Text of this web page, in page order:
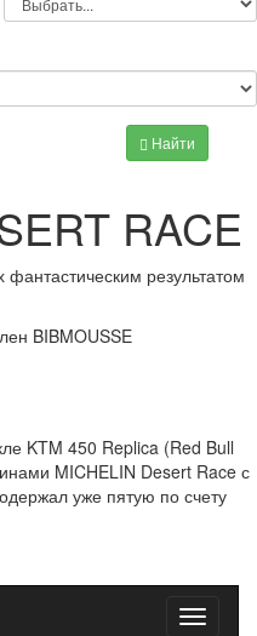
Найти
RACE
результатом
BIBMOUSSE
KTM 450 Replica (Red Bull
MICHELIN Desert Race с
уже пятую по счету
Toggle